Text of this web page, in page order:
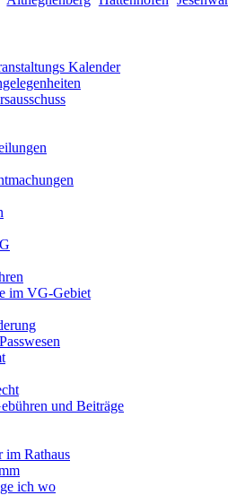
Kalender
im VG-Gebiet
und Beiträge
im Rathaus
ich wo